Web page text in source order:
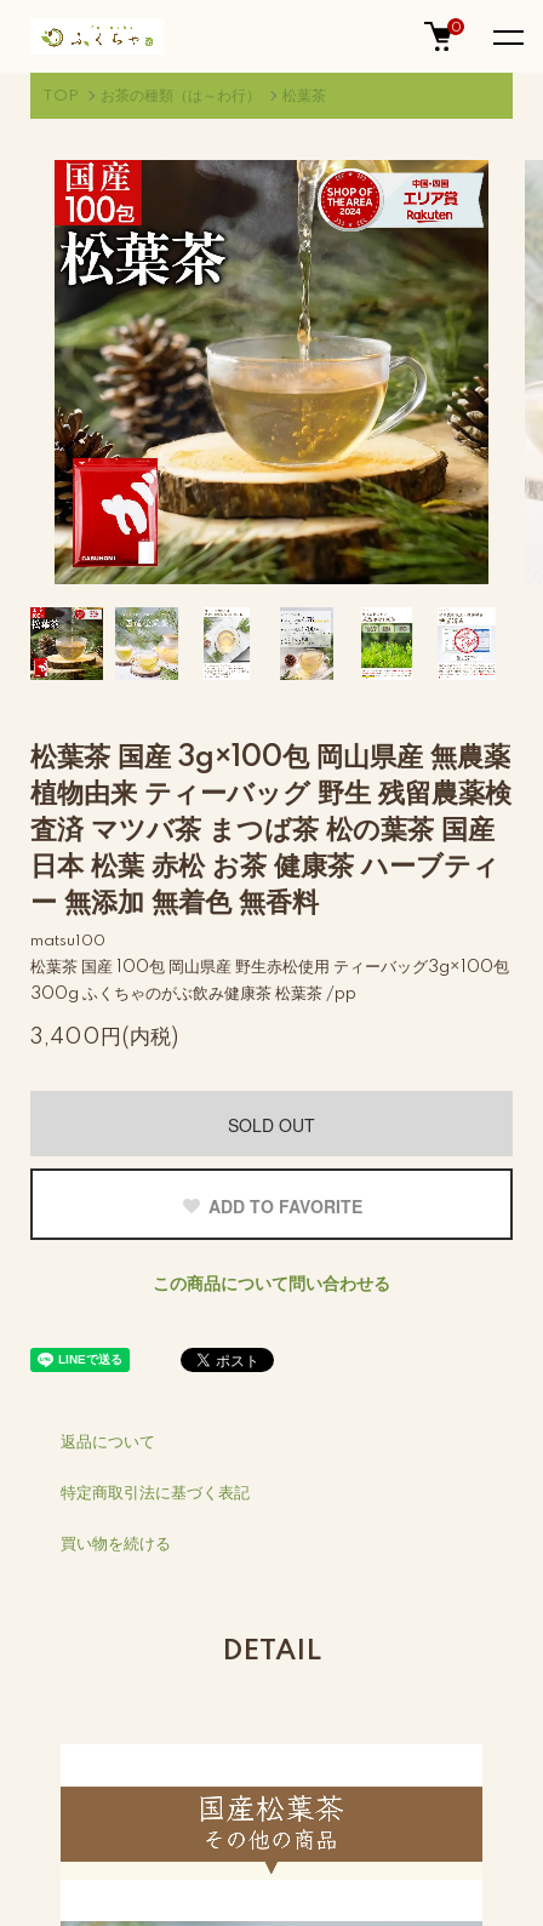
0
TOP お茶の種類（は～わ行） 松葉茶
松葉茶 国産 3g×100包 岡山県産 無農薬
植物由来 ティーバッグ 野生 残留農薬検
査済 マツバ茶 まつば茶 松の葉茶 国産
日本 松葉 赤松 お茶 健康茶 ハーブティ
ー 無添加 無着色 無香料
matsu100
松葉茶 国産 100包 岡山県産 野生赤松使用 ティーバッグ3g×100包
300g ふくちゃのがぶ飲み健康茶 松葉茶 /pp
3,400円(内税)
SOLD OUT
ADD TO FAVORITE
この商品について問い合わせる
返品について
特定商取引法に基づく表記
買い物を続ける
DETAIL